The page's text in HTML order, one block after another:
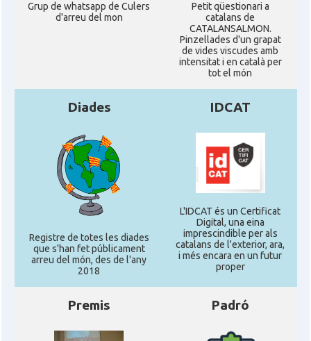
Grup de whatsapp de Culers
d'arreu del mon
Petit qüestionari a
catalans de
CATALANSALMON.
Pinzellades d'un grapat
de vides viscudes amb
intensitat i en català per
tot el món
Diades
Registre de totes les diades
que s'han fet públicament
arreu del món, des de l'any
2018
IDCAT
L'IDCAT és un Certificat
Digital, una eina
imprescindible per als
catalans de l'exterior, ara,
i més encara en un futur
proper
Premis Padró